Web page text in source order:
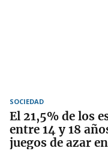
SOCIEDAD
El 21,5% de los
entre 14 y 18
juegos de azar